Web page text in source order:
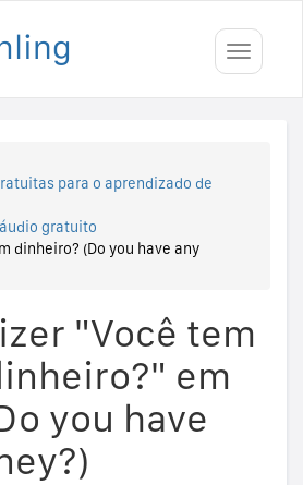
Toggle
para o aprendizado de
gratuito
dinheiro? (Do you have any
"Você tem
em
you have